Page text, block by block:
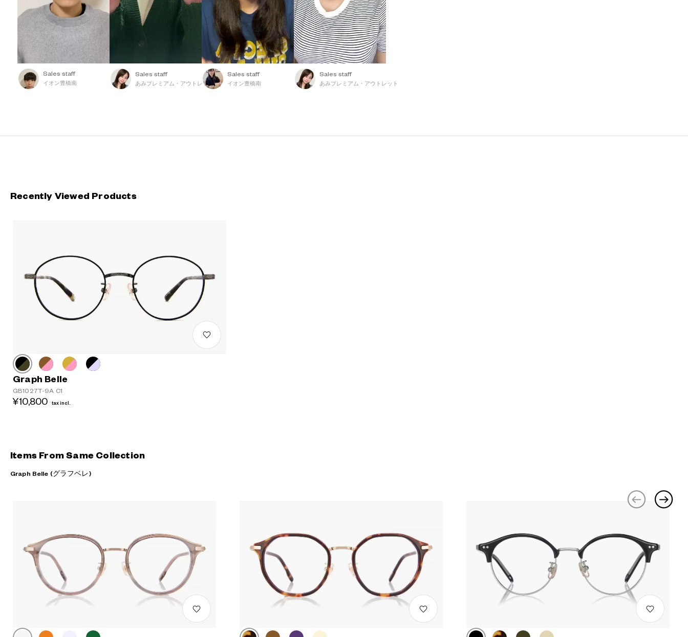
Sales staff
イオン豊橋南
Sales staff
あみプレミアム・アウトレット
Sales staff
イオン豊橋南
Sales staff
あみプレミアム・アウトレット
Recently Viewed Products
Graph Belle
GB1027T-9A C1
¥10,800 tax incl.
Items From Same Collection
Graph Belle (グラフベレ)